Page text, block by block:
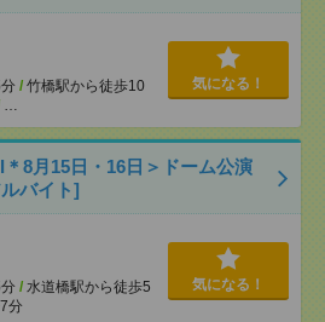
/ 竹橋駅から徒歩10
…
気になる！
8月15日・16日＞ドーム公演
バイト]
/ 水道橋駅から徒歩5
分
気になる！